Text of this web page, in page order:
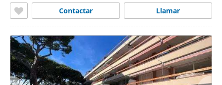
Llamar
Contactar